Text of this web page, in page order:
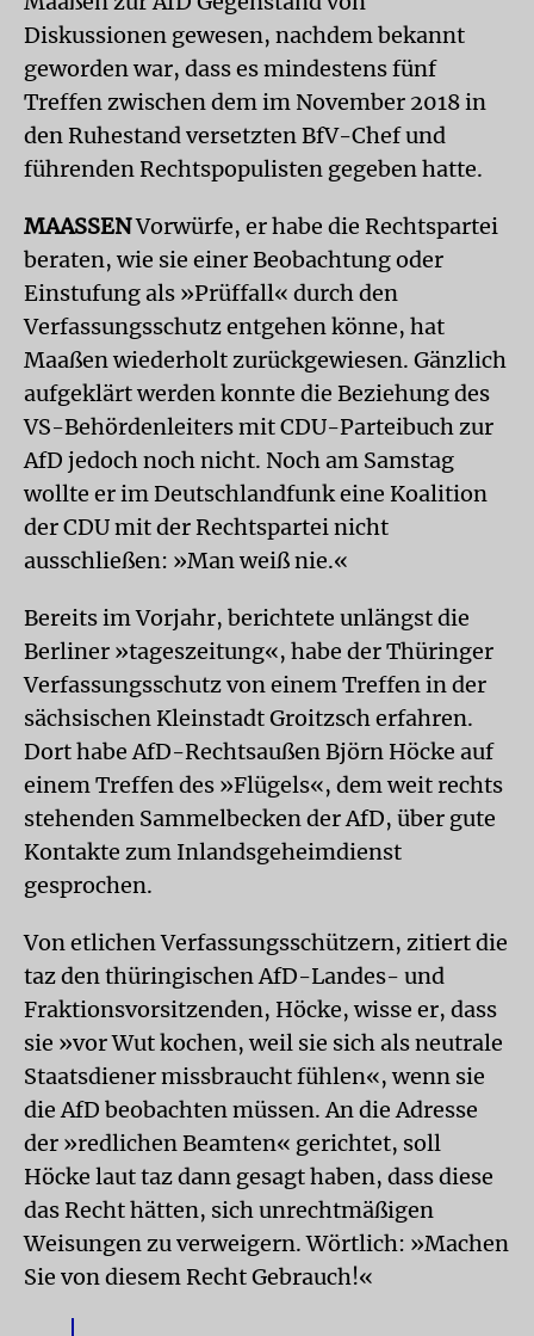
Diskussionen gewesen, nachdem bekannt
geworden war, dass es mindestens fünf
Treffen zwischen dem im November 2018 in
den Ruhestand versetzten BfV-Chef und
führenden Rechtspopulisten gegeben hatte.
MAASSENVorwürfe, er habe die Rechtspartei
beraten, wie sie einer Beobachtung oder
Einstufung als »Prüffall« durch den
Verfassungsschutz entgehen könne, hat
Maaßen wiederholt zurückgewiesen. Gänzlich
aufgeklärt werden konnte die Beziehung des
VS-Behördenleiters mit CDU-Parteibuch zur
AfD jedoch noch nicht. Noch am Samstag
wollte er im Deutschlandfunk eine Koalition
der CDU mit der Rechtspartei nicht
ausschließen: »Man weiß nie.«
Bereits im Vorjahr, berichtete unlängst die
Berliner »tageszeitung«, habe der Thüringer
Verfassungsschutz von einem Treffen in der
sächsischen Kleinstadt Groitzsch erfahren.
Dort habe AfD-Rechtsaußen Björn Höcke auf
einem Treffen des »Flügels«, dem weit rechts
stehenden Sammelbecken der AfD, über gute
Kontakte zum Inlandsgeheimdienst
gesprochen.
Von etlichen Verfassungsschützern, zitiert die
taz den thüringischen AfD-Landes- und
Fraktionsvorsitzenden, Höcke, wisse er, dass
sie »vor Wut kochen, weil sie sich als neutrale
Staatsdiener missbraucht fühlen«, wenn sie
die AfD beobachten müssen. An die Adresse
der »redlichen Beamten« gerichtet, soll
Höcke laut taz dann gesagt haben, dass diese
das Recht hätten, sich unrechtmäßigen
Weisungen zu verweigern. Wörtlich: »Machen
Sie von diesem Recht Gebrauch!«